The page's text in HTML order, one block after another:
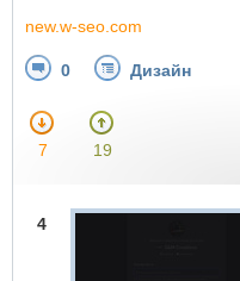
new.w-seo.com
0 Дизайн
7 19
4